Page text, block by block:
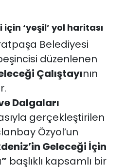
‘yeşil’ yol haritası
Belediyesi
düzenlenen
Çalıştayının
Dalgaları
gerçekleştirilen
Özyol’un
Geleceği İçin
başlıklı kapsamlı bir